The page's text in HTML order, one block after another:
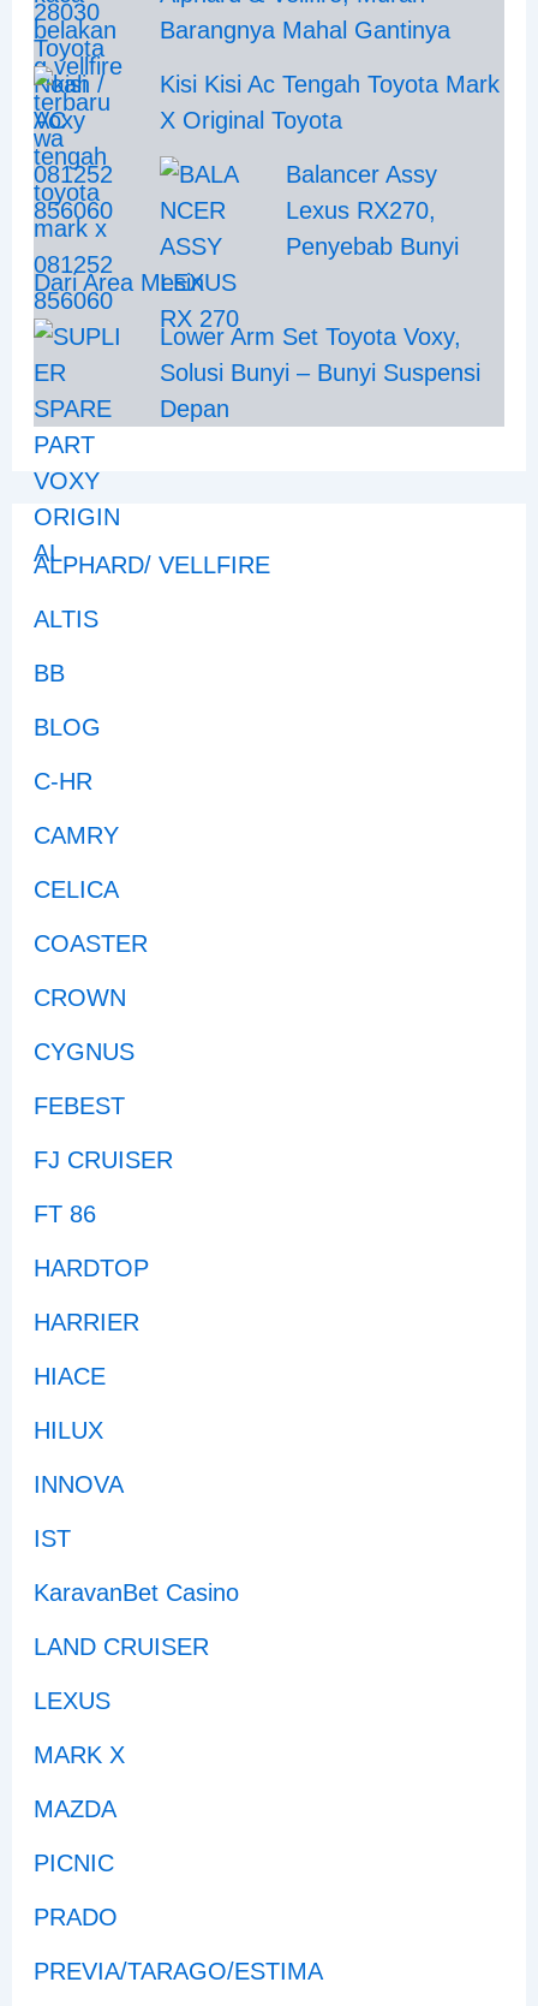
Barangnya Mahal Gantinya
Kisi Kisi Ac Tengah Toyota Mark
X Original Toyota
Balancer Assy
Lexus RX270,
Penyebab Bunyi
Dari Area Mesin
Lower Arm Set Toyota Voxy,
Solusi Bunyi – Bunyi Suspensi
Depan
ALPHARD/ VELLFIRE
ALTIS
BB
BLOG
C-HR
CAMRY
CELICA
COASTER
CROWN
CYGNUS
FEBEST
FJ CRUISER
FT 86
HARDTOP
HARRIER
HIACE
HILUX
INNOVA
IST
KaravanBet Casino
LAND CRUISER
LEXUS
MARK X
MAZDA
PICNIC
PRADO
PREVIA/TARAGO/ESTIMA